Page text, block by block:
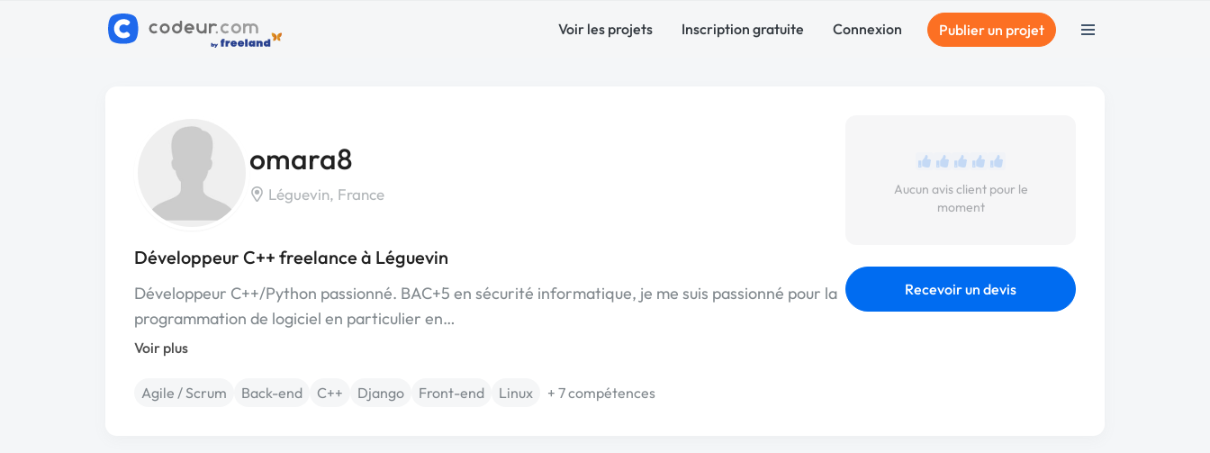
Voir les projets Inscription gratuite Connexion Publier un projet
omara8
Léguevin, France
Développeur C++ freelance à Léguevin
Développeur C++/Python passionné. BAC+5 en sécurité informatique, je me suis passionné pour la
programmation de logiciel en particulier en…
Voir plus
Agile / Scrum Back-end C++ Django Front-end Linux + 7 compétences
Aucun avis client pour le
moment
Recevoir un devis